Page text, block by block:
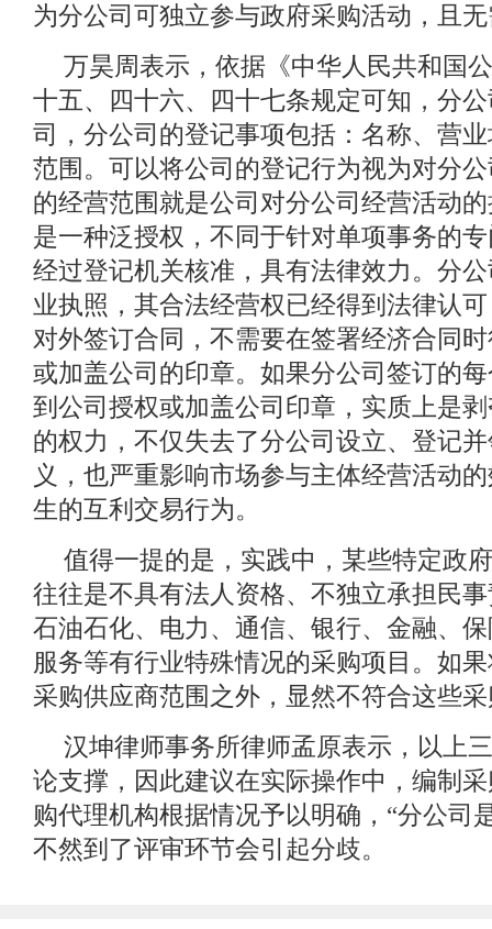
为分公司可独立参与政府采购活动，且
万昊周表示，依据《中华人民共和国
十五、四十六、四十七条规定可知，分
司，分公司的登记事项包括：名称、营
范围。可以将公司的登记行为视为对分
的经营范围就是公司对分公司经营活动
是一种泛授权，不同于针对单项事务的
经过登记机关核准，具有法律效力。分
业执照，其合法经营权已经得到法律认
对外签订合同，不需要在签署经济合同
或加盖公司的印章。如果分公司签订的
到公司授权或加盖公司印章，实质上是
的权力，不仅失去了分公司设立、登记
义，也严重影响市场参与主体经营活动
生的互利交易行为。
值得一提的是，实践中，某些特定政
往往是不具有法人资格、不独立承担民
石油石化、电力、通信、银行、金融、
服务等有行业特殊情况的采购项目。如
采购供应商范围之外，显然不符合这些
汉坤律师事务所律师孟原表示，以上
论支撑，因此建议在实际操作中，编制
购代理机构根据情况予以明确，“分公司
不然到了评审环节会引起分歧。